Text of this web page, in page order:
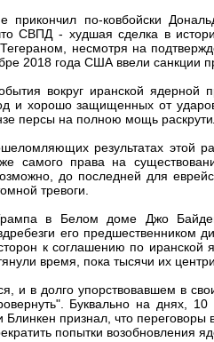
прикончил по-ковбойски
СВПД - худшая сделка в
несмотря на
2018 года США ввели санкции
вокруг иранской
и хорошо защищенных от
персы на полною мощь
результатах этой
самого права на
до последней для
тревоги.
в Белом доме Джо Байден
его предшественником
к соглашению по иранской
время, пока тысячи их
и в долго упорствовавшем в
Буквально на днях,
Блинкен признал, что
попытки возобновления